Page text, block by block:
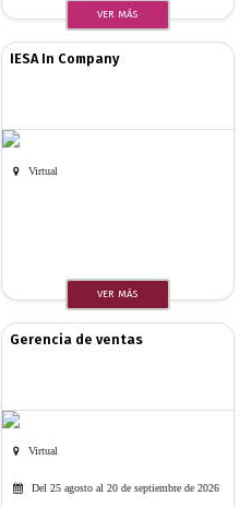
VER MÁS
IESA In Company
Virtual
VER MÁS
Gerencia de ventas
Virtual
Del 25 agosto al 20 de septiembre de 2026